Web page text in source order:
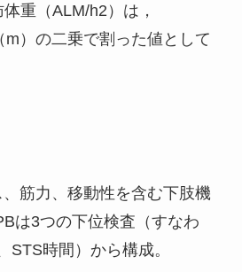
重（ALM/h2）は，
）の二乗で割った値として
筋力、移動性を含む下肢機
は3つの下位検査（すなわ
STS時間）から構成。